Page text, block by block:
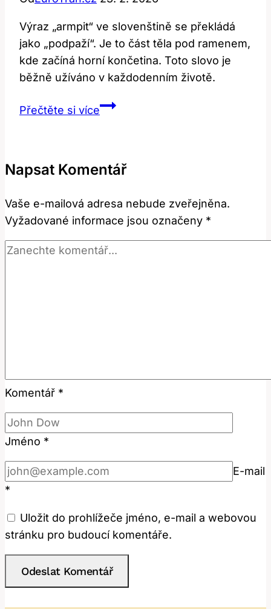
Výraz „armpit“ ve slovenštině se překládá
jako „podpaží“. Je to část těla pod ramenem,
kde začíná horní končetina. Toto slovo je
běžně užíváno v každodenním životě.
Přečtěte si vícePřeklad
To
a
Jak
Se
Používá?
Napsat Komentář
Vaše e-mailová adresa nebude zveřejněna.
Vyžadované informace jsou označeny *
Komentář *
Jméno *
E-mail
*
Uložit do prohlížeče jméno, e-mail a webovou
stránku pro budoucí komentáře.